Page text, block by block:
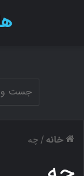
خانه / چه